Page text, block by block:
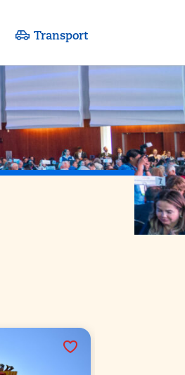
Transport